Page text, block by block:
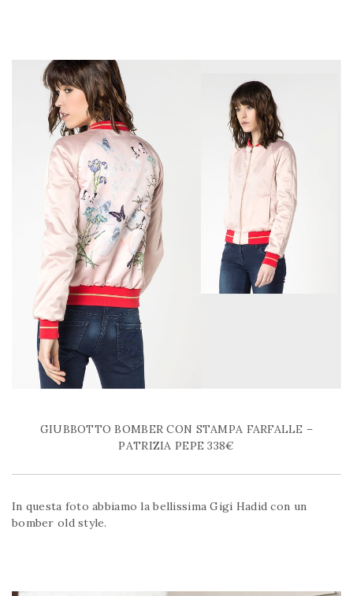
GIUBBOTTO BOMBER CON STAMPA FARFALLE –
PATRIZIA PEPE 338€
In questa foto abbiamo la bellissima Gigi Hadid con un
bomber old style.